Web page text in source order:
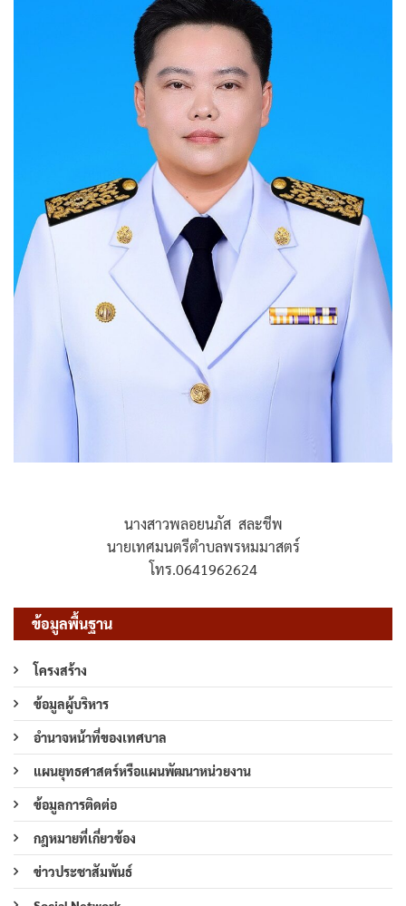
นางสาวพลอยนภัส สละชีพ
นายเทศมนตรีตำบลพรหมมาสตร์
โทร.0641962624
ข้อมูลพื้นฐาน
โครงสร้าง
ข้อมูลผู้บริหาร
อำนาจหน้าที่ของเทศบาล
แผนยุทธศาสตร์หรือแผนพัฒนาหน่วยงาน
ข้อมูลการติดต่อ
กฎหมายที่เกี่ยวข้อง
ข่าวประชาสัมพันธ์